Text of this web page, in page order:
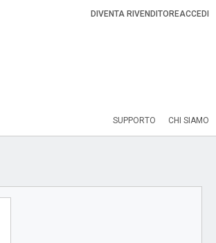
DIVENTA RIVENDITOREACCEDI
SUPPORTO CHI SIAMO